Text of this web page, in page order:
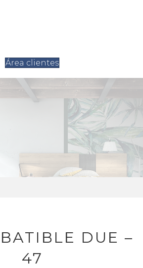
Área clientes
DUE –
47